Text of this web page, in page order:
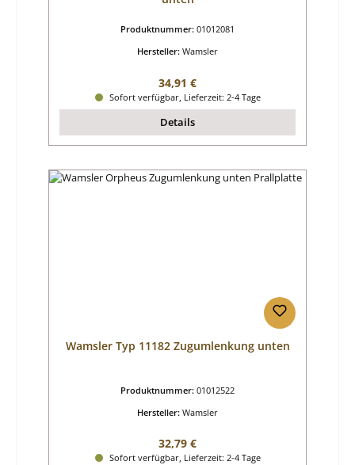
Produktnummer: 01012081
Hersteller: Wamsler
Regulärer Preis:
34,91 €
Sofort verfügbar, Lieferzeit: 2-4 Tage
Details
Wamsler Typ 11182 Zugumlenkung unten
Produktnummer: 01012522
Hersteller: Wamsler
Regulärer Preis:
32,79 €
Sofort verfügbar, Lieferzeit: 2-4 Tage